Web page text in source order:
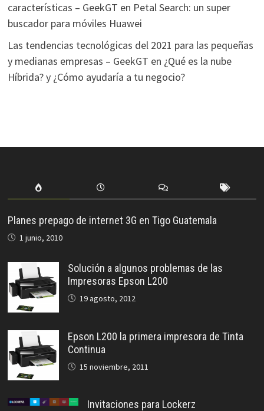
características – GeekGT en Petal Search: un super
buscador para móviles Huawei
Las tendencias tecnológicas del 2021 para las pequeñas
y medianas empresas – GeekGT en ¿Qué es la nube
Híbrida? y ¿Cómo ayudaría a tu negocio?
Planes prepago de internet 3G en Tigo Guatemala
1 junio, 2010
Solución a algunos problemas de las
Impresoras Epson L200
19 agosto, 2012
Epson L200 la primera impresora de Tinta
Continua
15 noviembre, 2011
Invitaciones para Lockerz